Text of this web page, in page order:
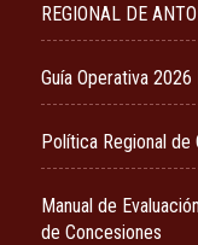
REGIONAL DE
Guía Operativa
Política Regional de
Manual de
de Concesiones